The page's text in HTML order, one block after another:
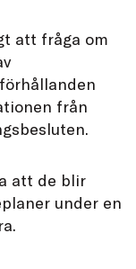
att fråga om
från
att de blir
under en